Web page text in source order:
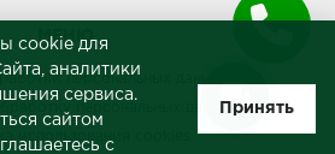
МЕНЮ
персональных данных
персональных данных
cookie для
аналитики
сервиса.
сайтом
с
Принять